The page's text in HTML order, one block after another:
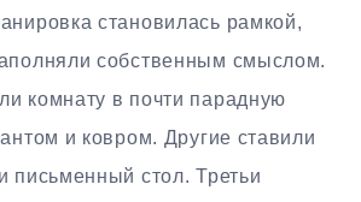
становилась рамкой,
собственным смыслом.
комнату в почти парадную
и ковром. Другие ставили
письменный стол. Третьи